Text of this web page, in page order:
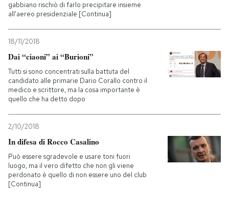
gabbiano rischiò di farlo precipitare insieme
all'aereo presidenziale [Continua]
18/11/2018
Dai “ciaoni” ai “Burioni”
Tutti si sono concentrati sulla battuta del
candidato alle primarie Dario Corallo contro il
medico e scrittore, ma la cosa importante è
quello che ha detto dopo
2/10/2018
In difesa di Rocco Casalino
Può essere sgradevole e usare toni fuori
luogo, ma il vero difetto che non gli viene
perdonato è quello di non essere uno del club
[Continua]